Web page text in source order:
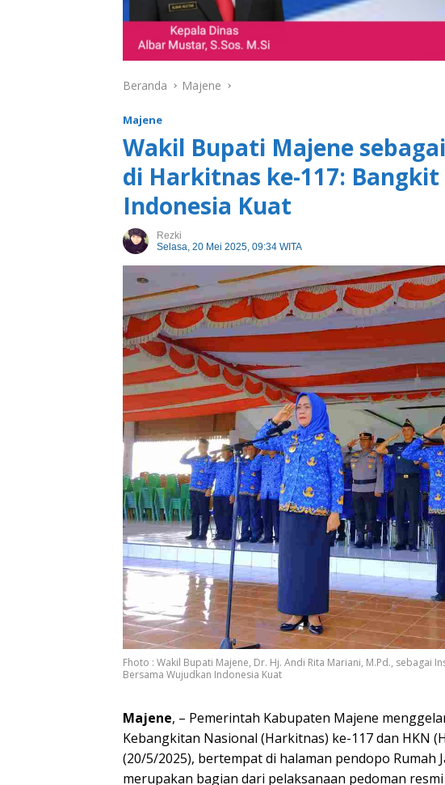
Beranda Majene
Majene
Wakil Bupati Majene
di Harkitnas ke-117:
Indonesia Kuat
Rezki
Selasa, 20 Mei 2025, 09:34 WITA
Fhoto : Wakil Bupati Majene, Dr. Hj. Andi Rita Mariani, M.Pd., sebagai
Bersama Wujudkan Indonesia Kuat
Majene, – Pemerintah Kabupaten Majene
Kebangkitan Nasional (Harkitnas) ke-117 dan HKN
(20/5/2025), bertempat di halaman pendopo Rumah
merupakan bagian dari pelaksanaan pedoman